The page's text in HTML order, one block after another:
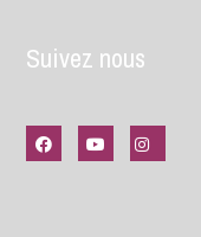
Suivez nous